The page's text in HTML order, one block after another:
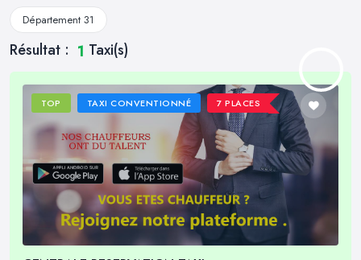
Département 31
Résultat : 1 Taxi(s)
TOP TAXI CONVENTIONNÉ 7 PLACES